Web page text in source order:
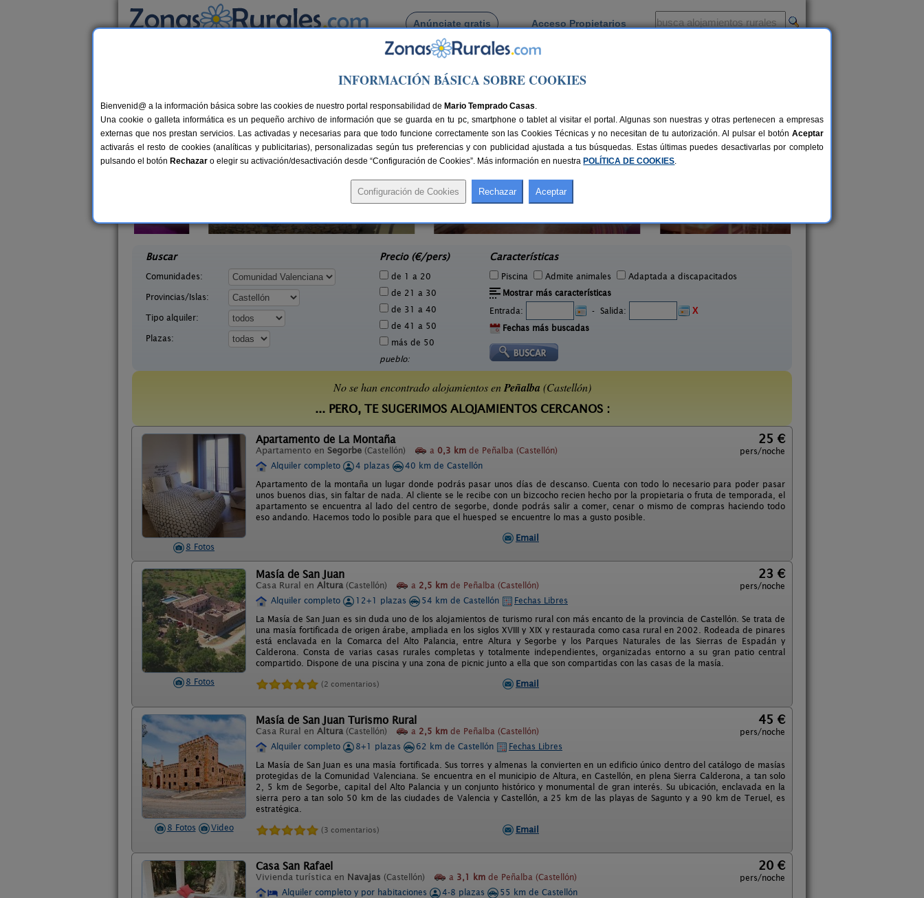
Anúnciate gratis Acceso Propietarios
Busca por pueblo
> Peñalba
Casas Rurales cerca de Peñalba
La Casa Mora
Buscar
Comunidades:
Provincias/Islas:
Tipo alquiler:
Plazas:
Precio (€/pers)
de 1 a 20
de 21 a 30
de 31 a 40
de 41 a 50
más de 50
pueblo:
Características
Piscina Admite animales
Adaptada a discapacitados
Mostrar más características
Entrada:
- Salida:
X
Fechas más buscadas
No se han encontrado alojamientos enPeñalba (Castellón)
... PERO, TE SUGERIMOS ALOJAMIENTOS CERCANOS :
8 Fotos
Apartamento de La Montaña
Apartamento en Segorbe (Castellón) a 0,3 km de Peñalba (Castellón)
25 €
pers/noche
Alquiler completo
4 plazas
40 km de Castellón
Apartamento de la montaña un lugar donde podrás pasar unos días de descanso. Cuenta con todo lo necesario para poder pasar
unos buenos dias, sin faltar de nada. Al cliente se le recibe con un bizcocho recien hecho por la propietaria o fruta de temporada, el
apartamento se encuentra al lado del centro de segorbe, donde podrás salir a comer, cenar o mismo de compras haciendo todo
eso andando. Hacemos todo lo posible para que el huesped se encuentre lo mas a gusto posible.
Email
8 Fotos
Masía de San Juan
Casa Rural en Altura (Castellón) a 2,5 km de Peñalba (Castellón)
23 €
pers/noche
Alquiler completo
12+1 plazas 54 km de Castellón
Fechas Libres
La Masía de San Juan es sin duda uno de los alojamientos de turismo rural con más encanto de la provincia de Castellón. Se trata de
una masía fortificada de origen árabe, ampliada en los siglos XVIII y XIX y restaurada como casa rural en 2002. Rodeada de pinares
está enclavada en la Comarca del Alto Palancia, entre Altura y Segorbe y los Parques Naturales de las Sierras de Espadán y
Calderona. Consta de varias casas rurales completas y totalmente independientes, organizadas entorno a su gran patio central
compartido. Dispone de una piscina y una zona de picnic junto a ella que son compartidas con las casas de la masía.
(2 comentarios) Email
8 Fotos Video
Masía de San Juan Turismo Rural
Casa Rural en Altura (Castellón) a 2,5 km de Peñalba (Castellón)
45 €
pers/noche
Alquiler completo
8+1 plazas 62 km de Castellón
Fechas Libres
La Masía de San Juan es una masía fortificada. Sus torres y almenas la convierten en un edificio único dentro del catálogo de masías
protegidas de la Comunidad Valenciana. Se encuentra en el municipio de Altura, en Castellón, en plena Sierra Calderona, a tan solo
2, 5 km de Segorbe, capital del Alto Palancia y un conjunto histórico y monumental de gran interés. Su ubicación, enclavada en la
sierra pero a tan solo 50 km de las ciudades de Valencia y Castellón, a 25 km de las playas de Sagunto y a 90 km de Teruel, es
estratégica.
(3 comentarios) Email
Casa San Rafael
Vivienda turística en Navajas (Castellón) a 3,1 km de Peñalba (Castellón)
20 €
pers/noche
Alquiler completo y por habitaciones
4-8 plazas
55 km de Castellón
INFORMACIÓN BÁSICA SOBRE COOKIES
Bienvenid@ a la información básica sobre las cookies de nuestro portal responsabilidad de Mario Temprado Casas.
Una cookie o galleta informática es un pequeño archivo de información que se guarda en tu pc, smartphone o tablet al visitar el portal. Algunas son nuestras y otras pertenecen a empresas
externas que nos prestan servicios. Las activadas y necesarias para que todo funcione correctamente son las Cookies Técnicas y no necesitan de tu autorización. Al pulsar el botón Aceptar
activarás el resto de cookies (analíticas y publicitarias), personalizadas según tus preferencias y con publicidad ajustada a tus búsquedas. Estas últimas puedes desactivarlas por completo
pulsando el botón Rechazar o elegir su activación/desactivación desde “Configuración de Cookies”. Más información en nuestra POLÍTICA DE COOKIES.